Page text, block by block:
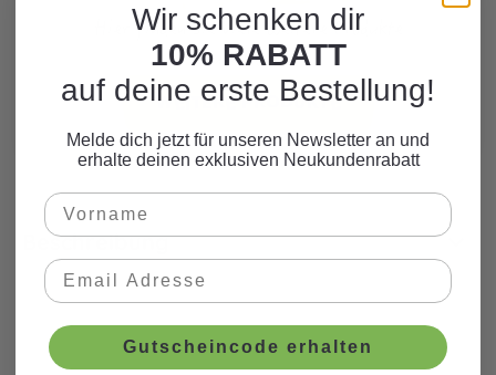
Hier finden Sie viele weitere Produkte
zum Motto.
WEITERE PRODUKTE
Beschreibung
Wir schenken dir
10% RABATT
auf deine erste Bestellung!
Melde dich jetzt für unseren Newsletter an und
erhalte deinen exklusiven Neukundenrabatt
Gutscheincode erhalten